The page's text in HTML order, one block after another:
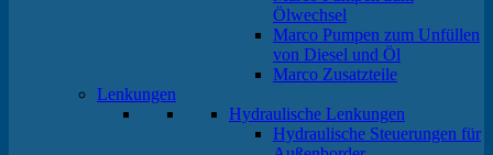
Ölwechsel
Marco Pumpen zum Unfüllen
von Diesel und Öl
Marco Zusatzteile
Lenkungen
Hydraulische Lenkungen
Hydraulische Steuerungen für